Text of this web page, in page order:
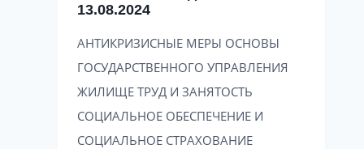
13.08.2024
АНТИКРИЗИСНЫЕ МЕРЫ ОСНОВЫ
ГОСУДАРСТВЕННОГО УПРАВЛЕНИЯ
ЖИЛИЩЕ ТРУД И ЗАНЯТОСТЬ
СОЦИАЛЬНОЕ ОБЕСПЕЧЕНИЕ И
СОЦИАЛЬНОЕ СТРАХОВАНИЕ